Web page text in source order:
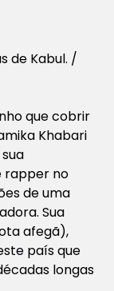
de Kabul. /
que cobrir
Khabari
rapper no
de uma
Sua
afegã),
país que
longas